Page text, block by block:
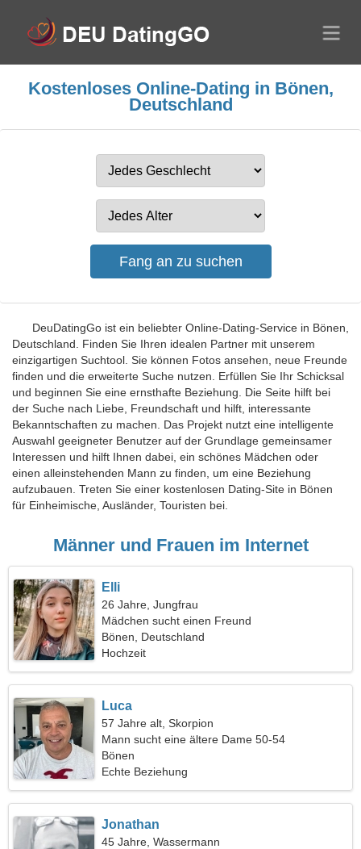
Kostenloses Online-Dating in Bönen,
Deutschland
DeuDatingGo ist ein beliebter Online-Dating-Service in Bönen,
Deutschland. Finden Sie Ihren idealen Partner mit unserem
einzigartigen Suchtool. Sie können Fotos ansehen, neue Freunde
finden und die erweiterte Suche nutzen. Erfüllen Sie Ihr Schicksal
und beginnen Sie eine ernsthafte Beziehung. Die Seite hilft bei
der Suche nach Liebe, Freundschaft und hilft, interessante
Bekanntschaften zu machen. Das Projekt nutzt eine intelligente
Auswahl geeigneter Benutzer auf der Grundlage gemeinsamer
Interessen und hilft Ihnen dabei, ein schönes Mädchen oder
einen alleinstehenden Mann zu finden, um eine Beziehung
aufzubauen. Treten Sie einer kostenlosen Dating-Site in Bönen
für Einheimische, Ausländer, Touristen bei.
Männer und Frauen im Internet
Elli
26 Jahre, Jungfrau
Mädchen sucht einen Freund
Bönen, Deutschland
Hochzeit
Luca
57 Jahre alt, Skorpion
Mann sucht eine ältere Dame 50-54
Bönen
Echte Beziehung
Jonathan
45 Jahre, Wassermann